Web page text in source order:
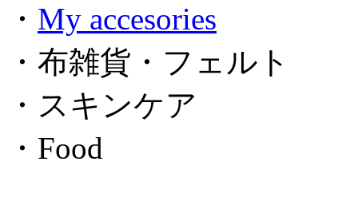
・ My accesories
・布雑貨・フェルト
・スキンケア
・Food